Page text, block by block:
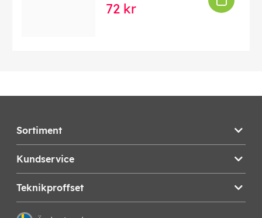
72 kr
Sortiment
Kundservice
Teknikproffset